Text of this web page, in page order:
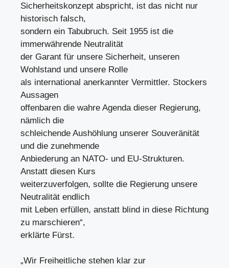
Sicherheitskonzept abspricht, ist das nicht nur
historisch falsch,
sondern ein Tabubruch. Seit 1955 ist die
immerwährende Neutralität
der Garant für unsere Sicherheit, unseren
Wohlstand und unsere Rolle
als international anerkannter Vermittler. Stockers
Aussagen
offenbaren die wahre Agenda dieser Regierung,
nämlich die
schleichende Aushöhlung unserer Souveränität
und die zunehmende
Anbiederung an NATO- und EU-Strukturen.
Anstatt diesen Kurs
weiterzuverfolgen, sollte die Regierung unsere
Neutralität endlich
mit Leben erfüllen, anstatt blind in diese Richtung
zu marschieren“,
erklärte Fürst.
„Wir Freiheitliche stehen klar zur